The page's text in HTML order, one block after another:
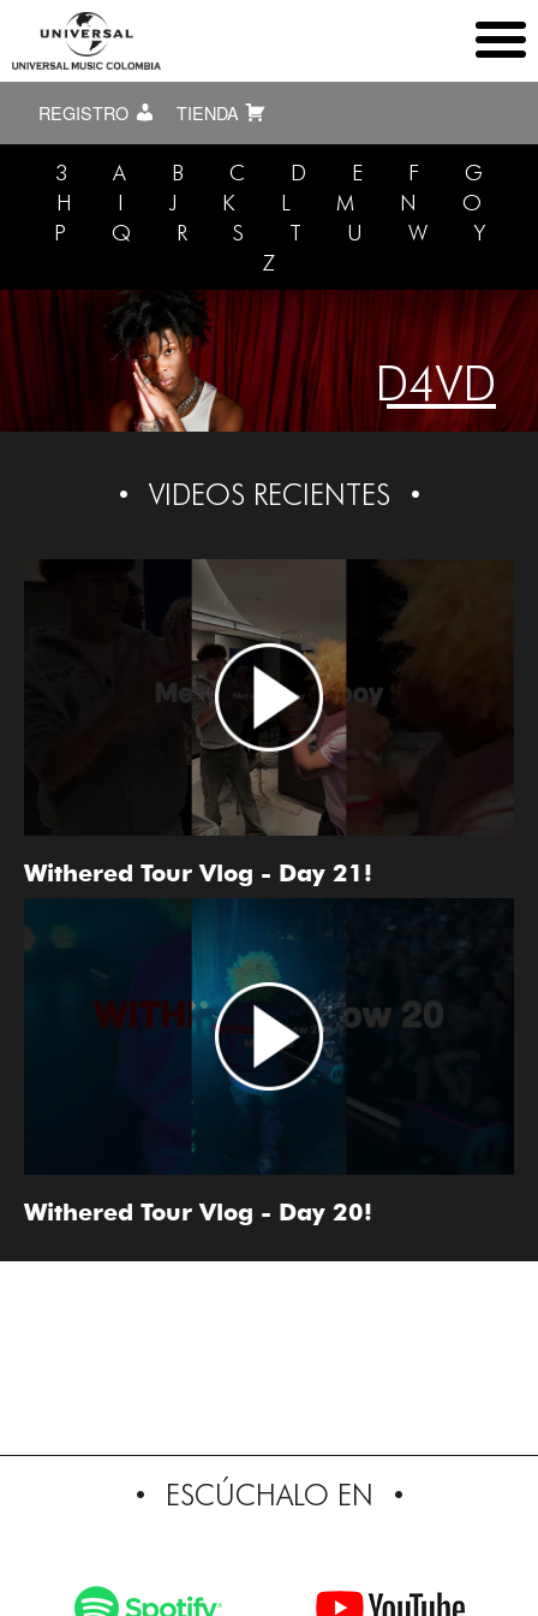
REGISTRO TIENDA
3 A B C D E F
G
H
I J K L M N
O
P
Q R S T U W
Y
Z
D4VD
VIDEOS RECIENTES
Withered Tour Vlog - Day 21!
Withered Tour Vlog - Day 20!
ESCÚCHALO EN